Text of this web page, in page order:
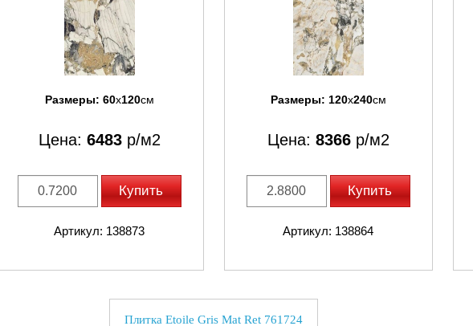
Размеры: 60x120см
Цена: 6483р/м2
Купить
Артикул: 138873
Размеры: 120x240см
Цена: 8366р/м2
Купить
Артикул: 138864
Плитка Etoile Gris Mat Ret 761724